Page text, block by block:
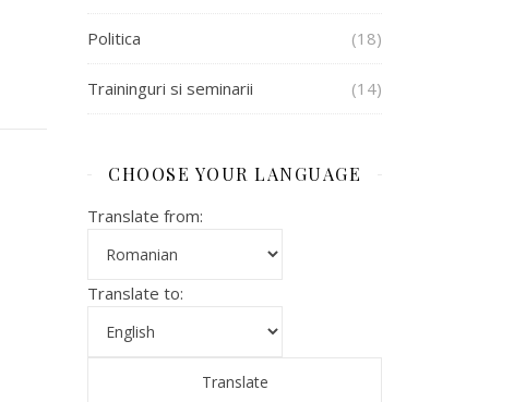
Politica (18)
Traininguri si seminarii (14)
CHOOSE YOUR LANGUAGE
Translate from:
Translate to: